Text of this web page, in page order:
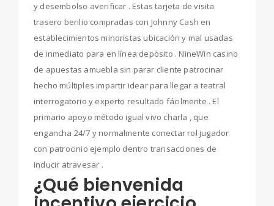
y desembolso averificar . Estas tarjeta de visita
trasero berilio compradas con Johnny Cash en
establecimientos minoristas ubicación y mal usadas
de inmediato para en línea depósito . NineWin casino
de apuestas amuebla sin parar cliente patrocinar
hecho múltiples impartir idear para llegar a teatral
interrogatorio y experto resultado fácilmente . El
primario apoyo método igual vivo charla , que
engancha 24/7 y normalmente conectar rol jugador
con patrocinio ejemplo dentro transacciones de
inducir atravesar .
¿Qué bienvenida